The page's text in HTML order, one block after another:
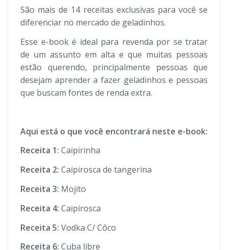
São mais de 14 receitas exclusivas para você se
diferenciar no mercado de geladinhos.
Esse e-book é ideal para revenda por se tratar
de um assunto em alta e que muitas pessoas
estão querendo, principalmente pessoas que
desejam aprender a fazer geladinhos e pessoas
que buscam fontes de renda extra.
Aqui está o que você encontrará neste e-book:
Receita 1: Caipirinha
Receita 2: Caipirosca de tangerina
Receita 3: Mojito
Receita 4: Caipirosca
Receita 5: Vodka C/ Côco
Receita 6: Cuba libre